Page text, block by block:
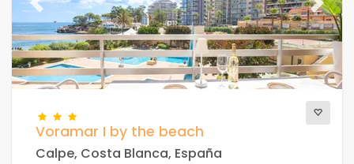
Previous Next
Voramar I by the beach
Calpe, Costa Blanca, España